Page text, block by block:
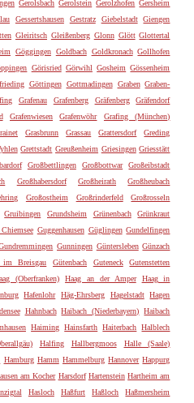
Gerolsbach Gerolstein Gerolzhofen Gersheim
Gessertshausen Gestratz Giebelstadt
Giengen
Gleiritsch Gleißenberg Glonn Glött Glottertal
Göggingen Goldbach Goldkronach Gollhofen
Görisried Görwihl Gosheim Gössenheim
Göttingen Gottmadingen Graben Graben-
Grafenau Grafenberg Gräfenberg
Gräfendorf
Grafenwiesen Grafenwöhr
Grafing (München)
Grasbrunn Grassau Grattersdorf
Greding
Grettstadt Greußenheim Griesingen Griesstätt
Großbettlingen Großbottwar
Großeibstadt
Großhabersdorf Großheirath
Großheubach
Großostheim Großrinderfeld
Großrosseln
Gruibingen Grundsheim Grünenbach
Grünkraut
Guggenhausen Güglingen Gundelfingen
Gunningen Güntersleben Günzach
im Breisgau Gütenbach Guteneck
Gutenstetten
(Oberfranken) Haag an der Amper
Haag in
Hafenlohr Häg-Ehrsberg Hagelstadt
Hagen
Hahnbach Haibach (Niederbayern) Haibach
Haiming Hainsfarth Haiterbach Halblech
Halfing Hallbergmoos
Halle (Saale)
Hamburg Hamm Hammelburg Hannover Happurg
am Kocher Harsdorf Hartenstein Hartheim am
Hasloch Haßfurt Haßloch
Haßmersheim